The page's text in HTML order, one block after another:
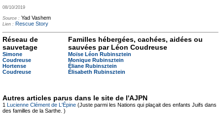
08/10/2019
Source : Yad Vashem
Lien : Rescue Story
Réseau de
sauvetage
Simone
Coudreuse
Hortense
Coudreuse
Familles hébergées, cachées, aidées ou
sauvées par Léon Coudreuse
Moïse Léon Rubinsztein
Monique Rubinsztein
Éliane Rubinsztein
Élisabeth Rubinsztein
Autres articles parus dans le site de l'AJPN
1 Lucienne Clément de L'Épine (Juste parmi les Nations qui plaçait des enfants Juifs dans
des familles de la Sarthe. )